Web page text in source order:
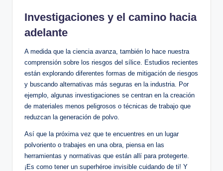
Investigaciones y el camino hacia​
adelante
A medida que la ciencia ‌avanza, también⁣ lo ‌hace nuestra
comprensión sobre ⁤los riesgos del sílice. Estudios recientes
están explorando diferentes formas ​de mitigación de⁤ riesgos
y buscando alternativas más seguras ​en la ⁤industria. Por
ejemplo,‍ algunas investigaciones se centran ⁢en la creación
de materiales⁣ menos peligrosos‌ o‍ técnicas de trabajo que
reduzcan la generación de polvo.
Así‍ que la próxima vez que te encuentres‌ en un lugar
polvoriento⁤ o trabajes en una obra, piensa en las
⁣herramientas y normativas que están allí para protegerte.
⁤¡Es⁣ como tener un superhéroe invisible‌ cuidando de ti! Y